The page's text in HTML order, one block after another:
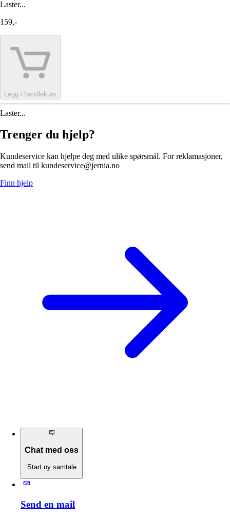
Laster...
159,-
Legg i handlekurv
Laster...
Trenger du hjelp?
Kundeservice kan hjelpe deg med ulike spørsmål. For reklamasjoner,
send mail til kundeservice@jernia.no
Finn hjelp
Chat med oss
Start ny samtale
Send en mail